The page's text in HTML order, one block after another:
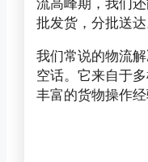
批发货，分批送达
我们常说的物流
空话。它来自于
丰富的货物操作经